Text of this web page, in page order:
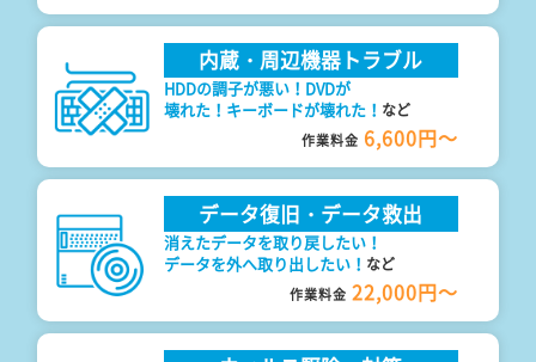
内蔵・周辺機器トラブル
HDDの調子が悪い！DVDが
壊れた！キーボードが壊れた！ など
作業料金 6,600円～
データ復旧・データ救出
消えたデータを取り戻したい！
データを外へ取り出したい！ など
作業料金 22,000円～